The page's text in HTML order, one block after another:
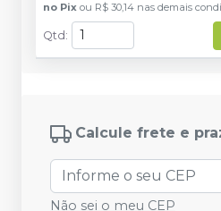
no Pix ou R$ 30,14 nas demais
Qtd :
Calcule frete e
Não sei o meu CEP